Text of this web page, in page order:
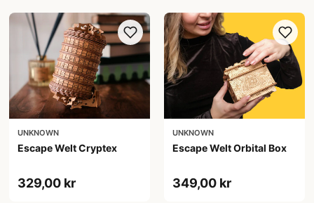
UNKNOWN
Escape Welt Cryptex
329,00 kr
UNKNOWN
Escape Welt Orbital Box
349,00 kr